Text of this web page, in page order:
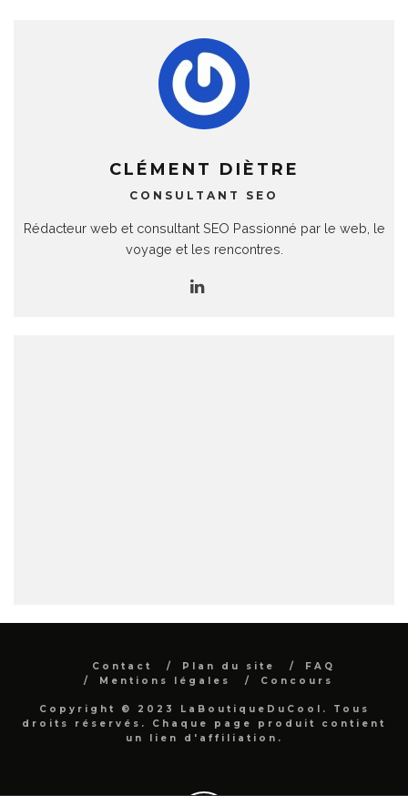
CLÉMENT DIÈTRE
CONSULTANT SEO
Rédacteur web et consultant SEO Passionné par le web, le
voyage et les rencontres.
Contact Plan du site
FAQ
Mentions légales
Concours
Copyright © 2023 LaBoutiqueDuCool. Tous
droits réservés. Chaque page produit contient
un lien d'affiliation.